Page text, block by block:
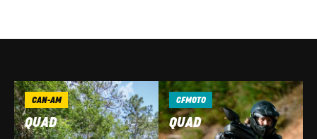
CAN-AM
QUAD
CFMOTO
QUAD